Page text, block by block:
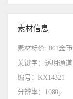
素材信息
素材标价: 801金币
关键字：透明通道
编号：KX14321
分辨率：1080p